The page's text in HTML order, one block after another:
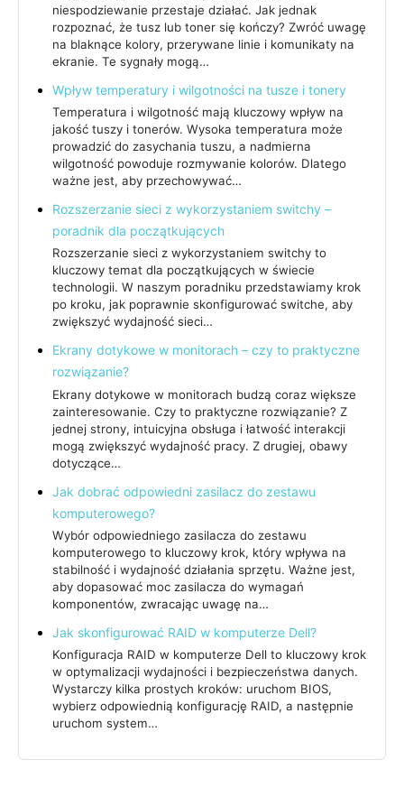
niespodziewanie przestaje działać. Jak jednak
rozpoznać, że tusz lub toner się kończy? Zwróć uwagę
na blaknące kolory, przerywane linie i komunikaty na
ekranie. Te sygnały mogą…
Wpływ temperatury i wilgotności na tusze i tonery
Temperatura i wilgotność mają kluczowy wpływ na
jakość tuszy i tonerów. Wysoka temperatura może
prowadzić do zasychania tuszu, a nadmierna
wilgotność powoduje rozmywanie kolorów. Dlatego
ważne jest, aby przechowywać…
Rozszerzanie sieci z wykorzystaniem switchy –
poradnik dla początkujących
Rozszerzanie sieci z wykorzystaniem switchy to
kluczowy temat dla początkujących w świecie
technologii. W naszym poradniku przedstawiamy krok
po kroku, jak poprawnie skonfigurować switche, aby
zwiększyć wydajność sieci…
Ekrany dotykowe w monitorach – czy to praktyczne
rozwiązanie?
Ekrany dotykowe w monitorach budzą coraz większe
zainteresowanie. Czy to praktyczne rozwiązanie? Z
jednej strony, intuicyjna obsługa i łatwość interakcji
mogą zwiększyć wydajność pracy. Z drugiej, obawy
dotyczące…
Jak dobrać odpowiedni zasilacz do zestawu
komputerowego?
Wybór odpowiedniego zasilacza do zestawu
komputerowego to kluczowy krok, który wpływa na
stabilność i wydajność działania sprzętu. Ważne jest,
aby dopasować moc zasilacza do wymagań
komponentów, zwracając uwagę na…
Jak skonfigurować RAID w komputerze Dell?
Konfiguracja RAID w komputerze Dell to kluczowy krok
w optymalizacji wydajności i bezpieczeństwa danych.
Wystarczy kilka prostych kroków: uruchom BIOS,
wybierz odpowiednią konfigurację RAID, a następnie
uruchom system…